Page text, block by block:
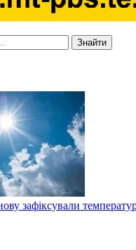
Знайти
зафіксували